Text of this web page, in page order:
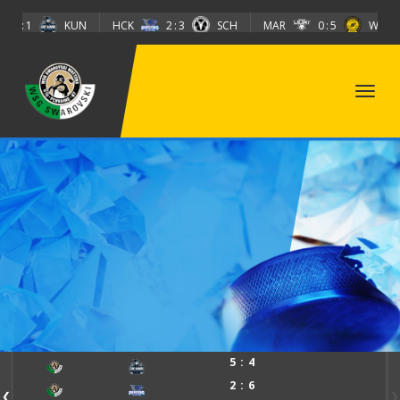
Direkt zum Inhalt
KUN 2 3 SCH 0 5 WEV
5
4
2
6